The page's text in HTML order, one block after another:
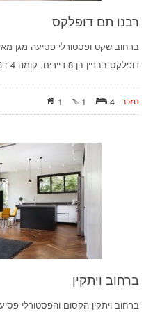
רבנו תם דופלקס
ברחוב שקט ופסטורלי פסיעה מגן
דופלקס בבניין בן 8 דיירים. קומה 4 : 3 חדרים, מטבח נפרד עם
4
1
1 נמכר
ברחוב ויתקין